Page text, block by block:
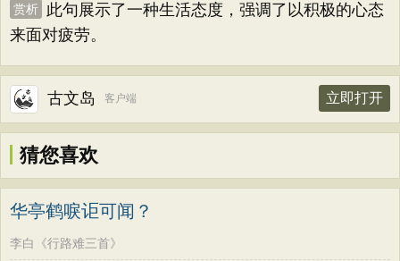
赏析
此句展示了一种生活态度，强调了以积极的心态
来面对疲劳。
古文岛 客户端 立即打开
猜您喜欢
华亭鹤唳讵可闻？
李白《行路难三首》